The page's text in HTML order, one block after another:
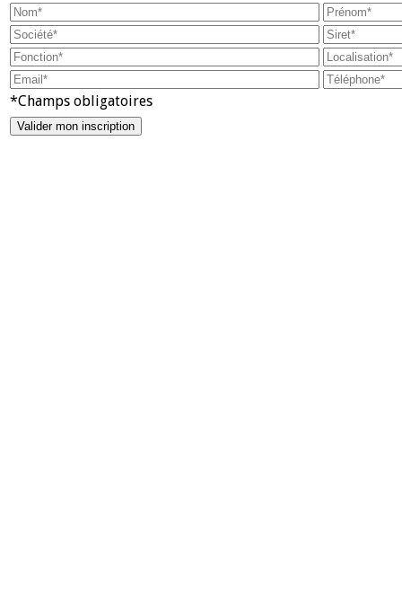
*Champs obligatoires